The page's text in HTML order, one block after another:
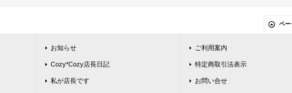
ペー
お知らせ
Cozy*Cozy店長日記
私が店長です
ご利用案内
特定商取引法表示
お問い合せ